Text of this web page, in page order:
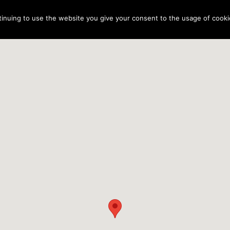
to use the website you give your consent to the usage of